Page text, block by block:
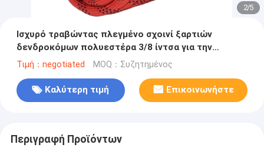
2/5
Ισχυρό τραβώντας πλεγμένο σχοινί ξαρτιών
δενδροκόμων πολυεστέρα 3/8 ίντσα για την
ταλάντευση κηπουρικής
Τιμή：negotiated MOQ：Συζητημένος
Καλύτερη τιμή Επικοινωνήστε
Περιγραφή Προϊόντων